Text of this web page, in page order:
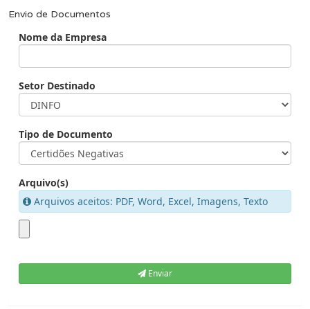
Envio de Documentos
Nome da Empresa
Setor Destinado
Tipo de Documento
Arquivo(s)
Arquivos aceitos: PDF, Word, Excel, Imagens, Texto
Enviar